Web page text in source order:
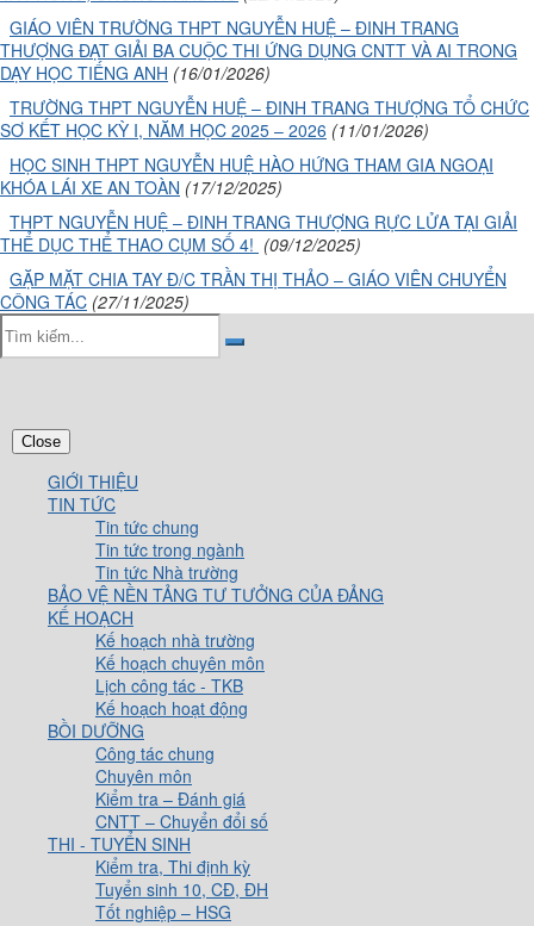
GIÁO VIÊN TRƯỜNG THPT NGUYỄN HUỆ – ĐINH TRANG
THƯỢNG ĐẠT GIẢI BA CUỘC THI ỨNG DỤNG CNTT VÀ AI TRONG
DẠY HỌC TIẾNG ANH (16/01/2026)
TRƯỜNG THPT NGUYỄN HUỆ – ĐINH TRANG THƯỢNG TỔ CHỨC
SƠ KẾT HỌC KỲ I, NĂM HỌC 2025 – 2026 (11/01/2026)
HỌC SINH THPT NGUYỄN HUỆ HÀO HỨNG THAM GIA NGOẠI
KHÓA LÁI XE AN TOÀN (17/12/2025)
THPT NGUYỄN HUỆ – ĐINH TRANG THƯỢNG RỰC LỬA TẠI GIẢI
THỂ DỤC THỂ THAO CỤM SỐ 4! (09/12/2025)
GẶP MẶT CHIA TAY Đ/C TRẦN THỊ THẢO – GIÁO VIÊN CHUYỂN
CÔNG TÁC (27/11/2025)
Close
GIỚI THIỆU
TIN TỨC
Tin tức chung
Tin tức trong ngành
Tin tức Nhà trường
BẢO VỆ NỀN TẢNG TƯ TƯỞNG CỦA ĐẢNG
KẾ HOẠCH
Kế hoạch nhà trường
Kế hoạch chuyên môn
Lịch công tác - TKB
Kế hoạch hoạt động
BỒI DƯỠNG
Công tác chung
Chuyên môn
Kiểm tra – Đánh giá
CNTT – Chuyển đổi số
THI - TUYỂN SINH
Kiểm tra, Thi định kỳ
Tuyển sinh 10, CĐ, ĐH
Tốt nghiệp – HSG